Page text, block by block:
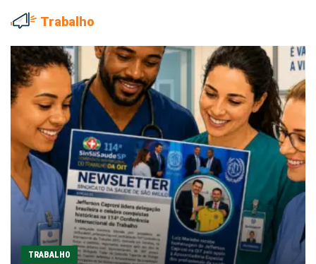
Trabalho
TRABALHO